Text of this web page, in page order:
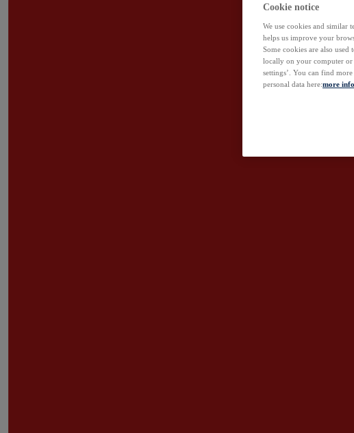
Cookie notice
We use cookies and similar
helps us improve your
Some cookies are also used
locally on your computer or
settings’. You can find
personal data here:more